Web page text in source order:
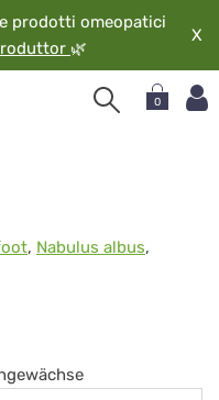
prodotti omeopatici
🌿
X
0
, Nabulus albus,